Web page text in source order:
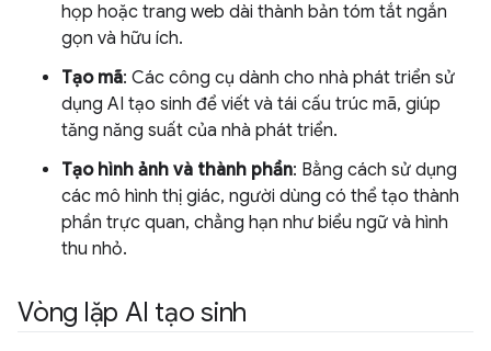
họp hoặc trang web dài thành bản tóm tắt ngắn
gọn và hữu ích.
Tạo mã: Các công cụ dành cho nhà phát triển sử
dụng AI tạo sinh để viết và tái cấu trúc mã, giúp
tăng năng suất của nhà phát triển.
Tạo hình ảnh và thành phần: Bằng cách sử dụng
các mô hình thị giác, người dùng có thể tạo thành
phần trực quan, chẳng hạn như biểu ngữ và hình
thu nhỏ.
Vòng lặp AI tạo sinh